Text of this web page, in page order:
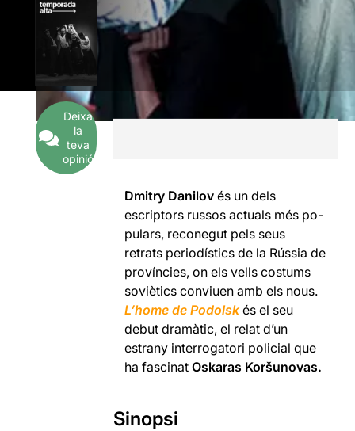
Deixa
la
teva
opinió
Dmitry Danilov és un dels
escriptors russos actuals més po-
pulars, reconegut pels seus
retrats periodístics de la Rússia de
províncies, on els vells costums
soviètics conviuen amb els nous.
L’home de Podolskés el seu
debut dramàtic, el relat d’un
estrany interrogatori policial que
ha fascinatOskaras Koršunovas.
Sinopsi